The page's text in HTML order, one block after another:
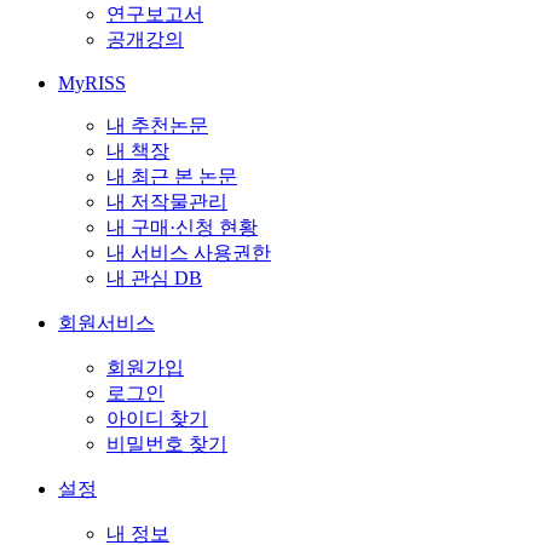
연구보고서
공개강의
MyRISS
내 추천논문
내 책장
내 최근 본 논문
내 저작물관리
내 구매·신청 현황
내 서비스 사용권한
내 관심 DB
회원서비스
회원가입
로그인
아이디 찾기
비밀번호 찾기
설정
내 정보